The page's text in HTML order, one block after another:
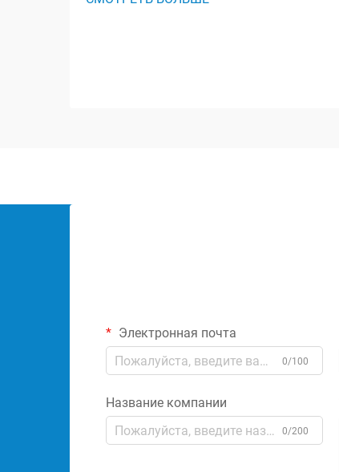
являются незамеченными героями в
Электронная почта
0/100
Название компании
0/200